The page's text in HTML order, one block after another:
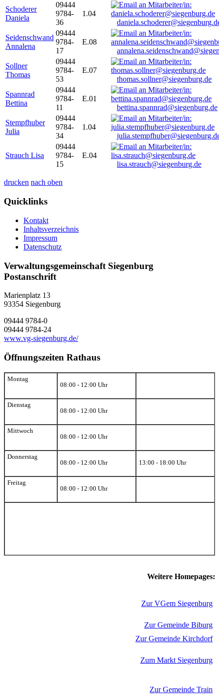
Schoderer
Daniela
09444
9784-
36
1.04
Seidenschwand
Annalena
09444
9784-
17
E.08
Sollner
Thomas
09444
9784-
53
E.07
thomas.sollner@siegenburg.de
Spannrad
Bettina
09444
9784-
11
E.01
bettina.spannrad@siegenburg.de
Stempfhuber
Julia
09444
9784-
34
1.04
Strauch Lisa
09444
9784-
15
E.04
lisa.strauch@siegenburg.de
drucken nach oben
Quicklinks
Kontakt
Inhaltsverzeichnis
Impressum
Datenschutz
Verwaltungsgemeinschaft Siegenburg
Postanschrift
Marienplatz 13
93354 Siegenburg
09444 9784-0
09444 9784-24
www.vg-siegenburg.de/
Öffnungszeiten Rathaus
Montag
08:00 - 12:00 Uhr
Dienstag
08:00 - 12:00 Uhr
Mittwoch
08:00 - 12:00 Uhr
Donnerstag
08:00 - 12:00 Uhr
13:00 - 18:00 Uhr
Freitag
08:00 - 12:00 Uhr
Weitere Homepages:
Zur VGem Siegenburg
Zur Gemeinde Biburg
Zur Gemeinde Kirchdorf
Zum Markt Siegenburg
Zur Gemeinde Train